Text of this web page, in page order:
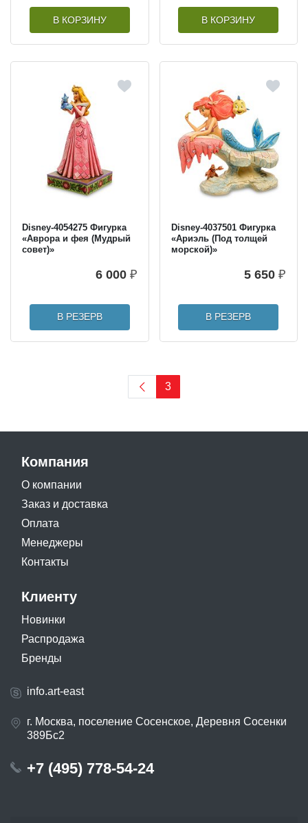
В КОРЗИНУ В КОРЗИНУ
Disney-4054275 Фигурка
«Аврора и фея (Мудрый
совет)»
6 000 ₽
В РЕЗЕРВ
Disney-4037501 Фигурка
«Ариэль (Под толщей
морской)»
5 650 ₽
В РЕЗЕРВ
3
Компания
О компании
Заказ и доставка
Оплата
Менеджеры
Контакты
Клиенту
Новинки
Распродажа
Бренды
info.art-east
г. Москва, поселение Сосенское, Деревня Сосенки
389Бс2
+7 (495) 778-54-24